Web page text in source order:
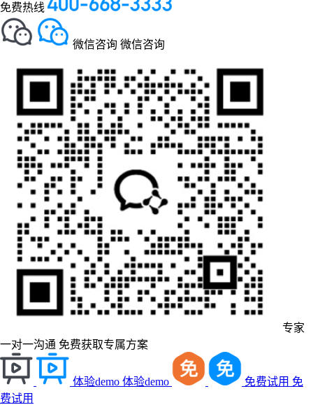
免费热线
微信咨询 微信咨询
专家
一对一沟通 免费获取专属方案
体验demo 体验demo 免费试用 免
费试用